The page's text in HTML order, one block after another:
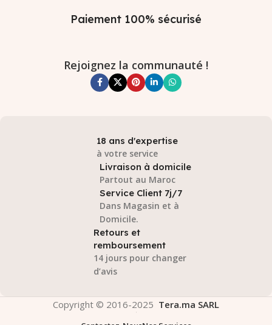
Paiement 100% sécurisé
Rejoignez la communauté !
18 ans d'expertise
à votre service
Livraison à domicile
Partout au Maroc
Service Client 7j/7
Dans Magasin et à
Domicile.
Retours et
remboursement
14 jours pour changer
d’avis
Copyright © 2016-2025 Tera.ma SARL